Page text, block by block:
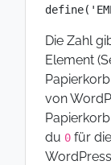
Die Zahl
Element
von
du 0 für